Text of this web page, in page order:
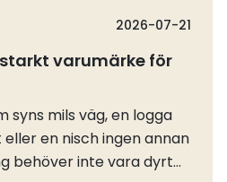
2026-07-21
varumärke för
syns mils väg, en logga
en nisch ingen annan
behöver inte vara dyrt